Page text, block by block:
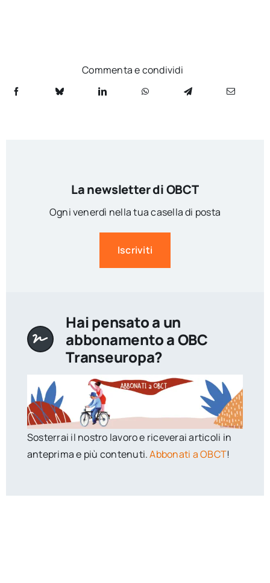
Commenta e condividi
La newsletter di OBCT
Ogni venerdì nella tua casella di posta
Iscriviti
Hai pensato a un
abbonamento a OBC
Transeuropa?
Sosterrai il nostro lavoro e riceverai articoli in
anteprima e più contenuti.Abbonati a OBCT!